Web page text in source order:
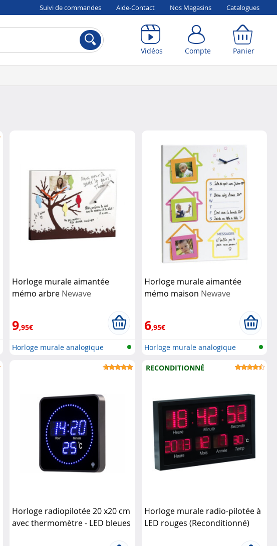
Suivi de commandes Aide-Contact Nos Magasins Catalogues
Vidéos Compte Panier
Horloge murale aimantée
mémo arbre Newave
9,95€
Horloge murale analogique
Horloge murale aimantée
mémo maison Newave
6,95€
Horloge murale analogique
Horloge radiopilotée 20 x20 cm
avec thermomètre - LED bleues
RECONDITIONNÉ
Horloge murale radio-pilotée à
LED rouges (Reconditionné)
Compte Panier